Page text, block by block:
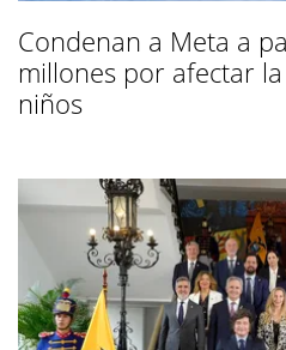
Condenan a Meta a
millones por afectar
niños